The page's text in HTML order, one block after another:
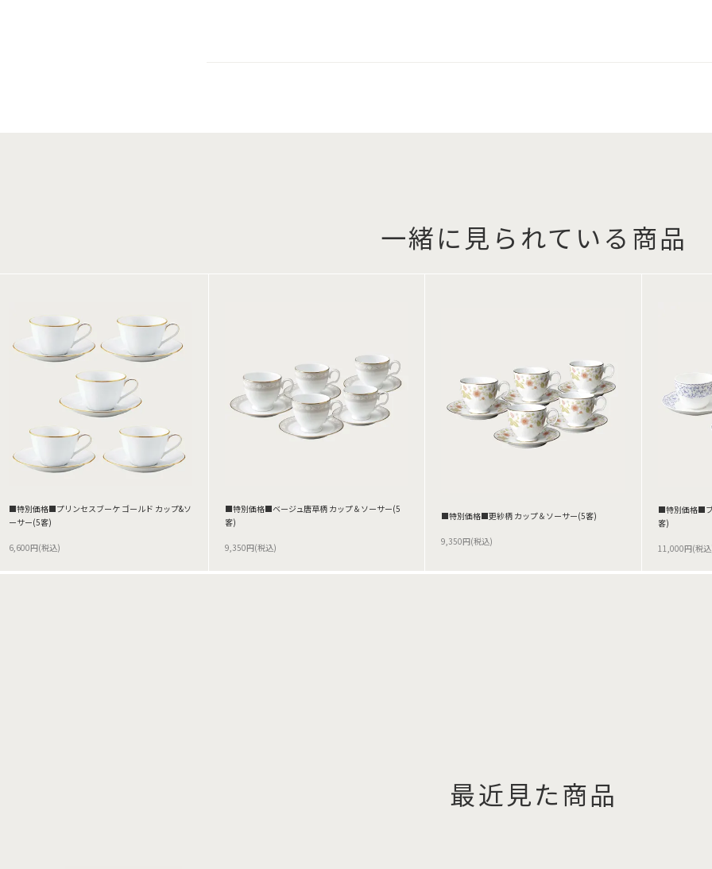
一緒に見られている商品
■特別価格■プリンセスブーケ ゴールド カップ&ソ
ーサー(5客)
6,600円(税込)
■特別価格■ベージュ唐草柄 カップ＆ソーサー(5
客)
9,350円(税込)
■特別価格■更紗柄 カップ＆ソーサー(5客)
9,350円(税込)
■特別価格■ブ
客)
11,000円(税
最近見た商品